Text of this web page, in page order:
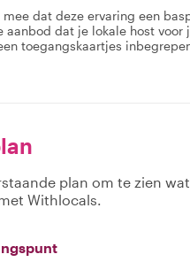
dat deze ervaring een
aanbod dat je lokale host
toegangskaartjes
plan om te zien
Withlocals.